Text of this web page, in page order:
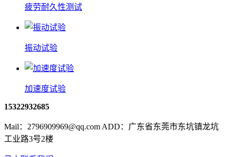
疲劳耐久性测试
振动试验
加速度试验
15322932685
Mail：2796909969@qq.com ADD：广东省东莞市东坑镇龙坑
工业路3号2楼